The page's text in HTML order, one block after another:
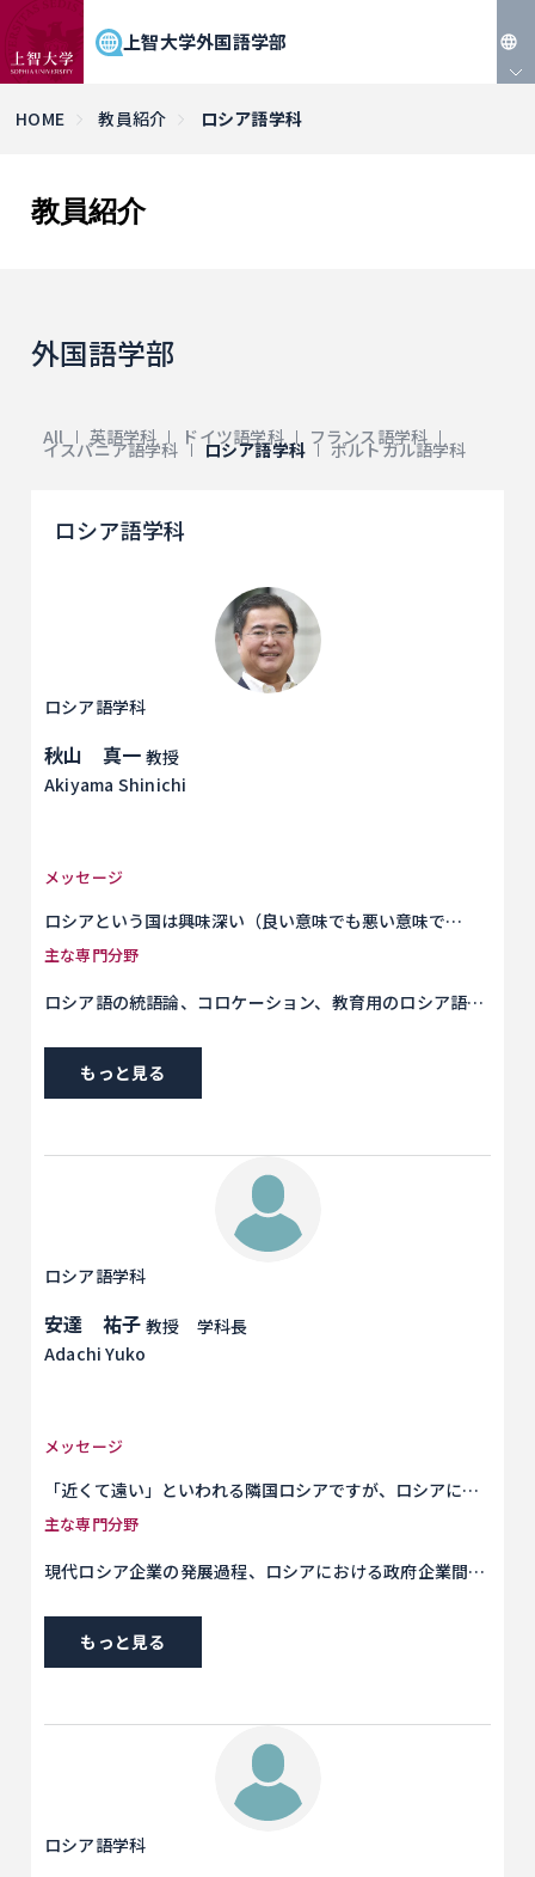
上智大学外国語学部
HOME 教員紹介 ロシア語学科
教員紹介
外国語学部
All 英語学科 ドイツ語学科 フランス語学科
イスパニア語学科 ロシア語学科 ポルトガル語学科
ロシア語学科
ロシア語学科
秋山 真一教授
Akiyama Shinichi
メッセージ
ロシアという国は興味深い（良い意味でも悪い意味で
も）、ロシア語という言葉は面白そうだ、そう思うのなら
アの言葉や文化はロシア政府とイコールではありません。
治と戦ってきた歴史を持っています。現在はロシア政府の
言論統制によって戦いが見えにくくなっていますが、確実
ロシアの政府と戦っているロシアの人々・言葉・文化を私
たちは見捨てるべきではありません。あなたも勇気をもっ
てロシア語学科で私たちと共に学んでみませんか？私たち
主な専門分野
ロシア語の統語論、コロケーション、教育用のロシア語音
もっと見る
ロシア語学科
安達 祐子教授 学科長
Adachi Yuko
メッセージ
「近くて遠い」といわれる隣国ロシアですが、ロシアに対
する理解を深めることのできる、よりよい研究をみなさん
主な専門分野
現代ロシア企業の発展過程、ロシアにおける政府企業間関
もっと見る
ロシア語学科